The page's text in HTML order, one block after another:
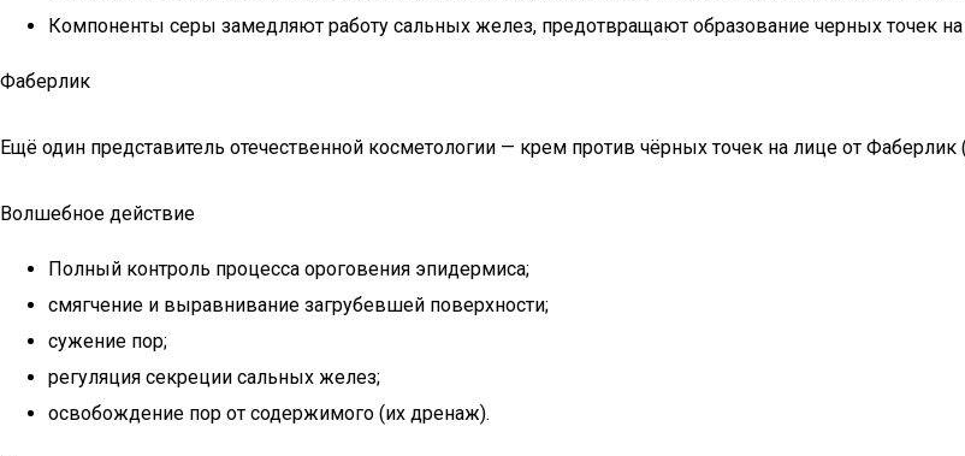
Компоненты серы замедляют работу сальных желез, предотвращают образование черных точек на
Фаберлик
Ещё один представитель отечественной косметологии — крем против чёрных точек на лице от Фаберлик
Волшебное действие
Полный контроль процесса ороговения эпидермиса;
смягчение и выравнивание загрубевшей поверхности;
сужение пор;
регуляция секреции сальных желез;
освобождение пор от содержимого (их дренаж).